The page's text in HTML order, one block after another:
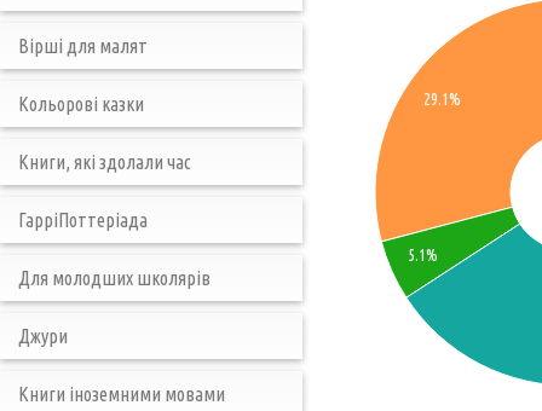
29.1%
5.1%
Вірші для малят
Кольорові казки
Книги, які здолали час
ГарріПоттеріада
Для молодших школярів
Джури
Книги іноземними мовами